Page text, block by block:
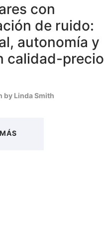
con
de ruido:
autonomía y
calidad-precio
by Linda Smith